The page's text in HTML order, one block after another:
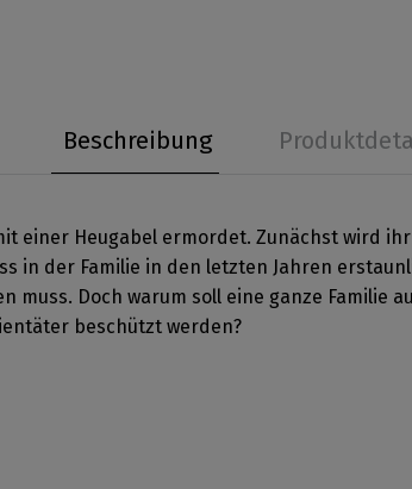
Beschreibung
einer Heugabel ermordet. Zunächst wird
in der Familie in den letzten Jahren
muss. Doch warum soll eine ganze Familie
beschützt werden?